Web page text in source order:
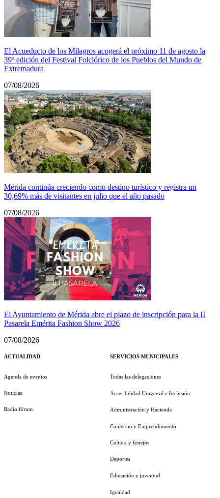
El Acueducto de los Milagros acogerá el próximo 11 de agosto la
39º edición del Festival Folclórico de los Pueblos del Mundo de
Extremadura
07/08/2026
Mérida continúa creciendo como destino turístico y registra un
30,69% más de visitantes en julio que el año pasado
07/08/2026
El Ayuntamiento de Mérida abre el plazo de inscripción para la II
Pasarela Emérita Fashion Show 2026
07/08/2026
ACTUALIDAD
Agenda de eventos
Noticias
Radio fórum
SERVICIOS MUNICIPALES
Todas las delegaciones
Accesibilidad Universal e Inclusión
Administración y Hacienda
Comercio y Emprendimiento
Cultura y festejos
Deportes
Educación y juventud
Igualdad